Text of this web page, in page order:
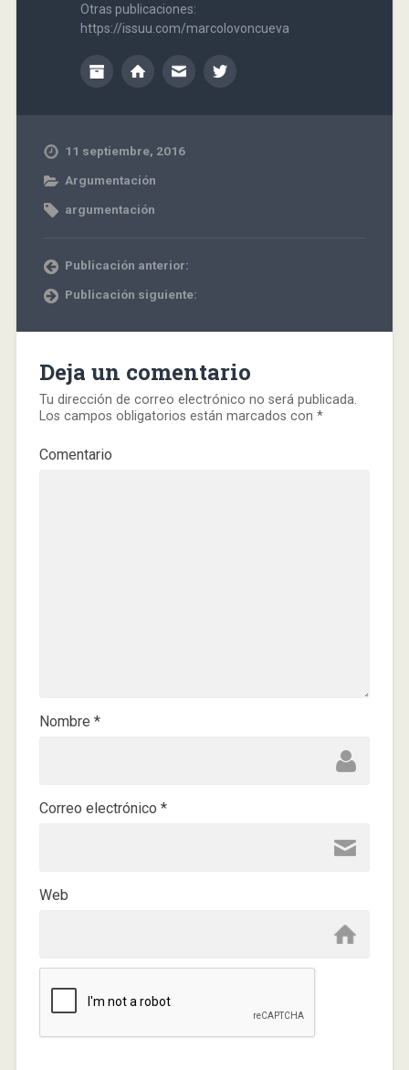
Otras publicaciones:
https://issuu.com/marcolovoncueva
11 septiembre, 2016
Argumentación
argumentación
Publicación anterior:
Publicación siguiente:
Deja un comentario
Tu dirección de correo electrónico no será publicada.
Los campos obligatorios están marcados con *
Comentario
Nombre *
Correo electrónico *
Web